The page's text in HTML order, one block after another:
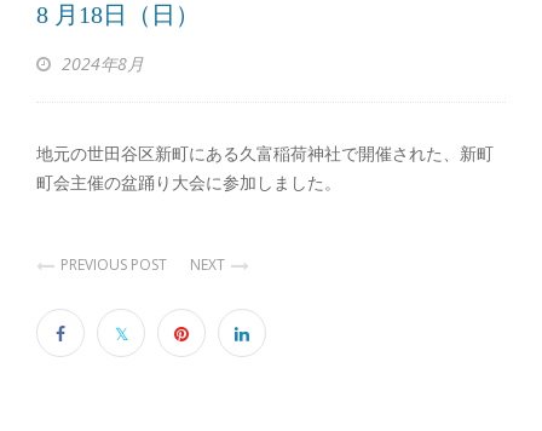
8 月18日（日）
2024年8月
地元の世田谷区新町にある久富稲荷神社で開催された、新町
町会主催の盆踊り大会に参加しました。
PREVIOUS POST NEXT